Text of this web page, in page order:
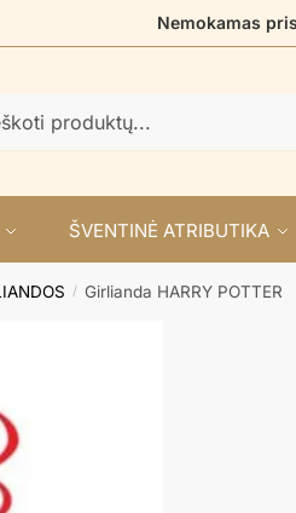
Nemokamas
ŠVENTINĖ ATRIBUTIKA
/ Girlianda HARRY POTTER